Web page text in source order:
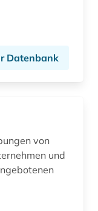
Datenbank
von
und